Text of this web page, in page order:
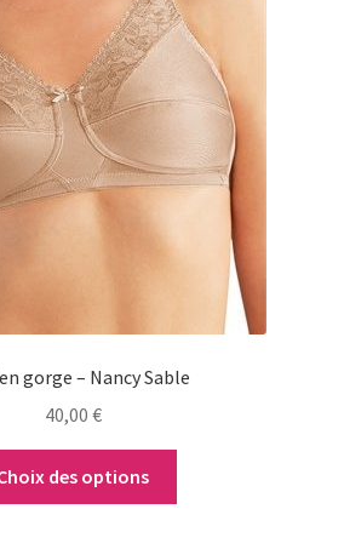
gorge – Nancy Sable
40,00 €
des options
plusieurs
variations.
Les
options
peuvent
être
produit